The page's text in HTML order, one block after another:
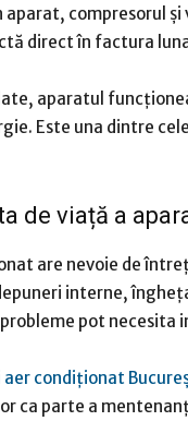
compresorul
direct în factura
aparatul
Este una dintre
de viață a
are nevoie de
interne,
pot
condiționat
ca parte a